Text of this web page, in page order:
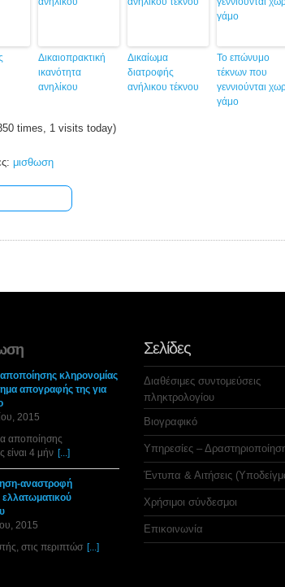
Δικαιοπρακτική
ικανότητα
ανηλίκου
Δικαίωμα
διατροφής
ανήλικου τέκνου
Το επώνυμο
τέκνων που
γεννιούνται
γάμο
times, 1 visits today)
μισθωση
κληρονομίας
απογραφής της για
2015
αποποίησης
είναι 4 μήν [...]
αναστροφή
2015
στις περιπτώσ [...]
Σελίδες
Διαθέσιμες συντομεύσεις
πληκτρολογίου
Βιογραφικό
Υπηρεσίες –
Έντυπα & Αιτήσεις
Χρήσιμοι σύνδεσμοι
Επικοινωνία